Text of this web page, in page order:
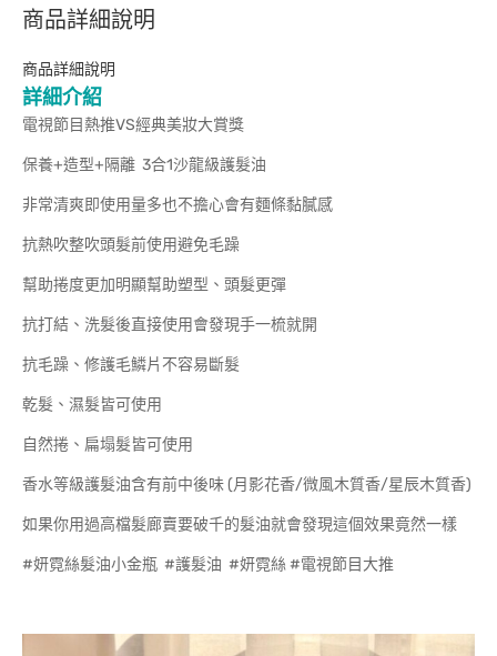
商品詳細說明
商品詳細說明
詳細介紹
電視節目熱推VS經典美妝大賞獎
保養+造型+隔離 3合1沙龍級護髮油
非常清爽即使用量多也不擔心會有麵條黏膩感
抗熱吹整吹頭髮前使用避免毛躁
幫助捲度更加明顯幫助塑型、頭髮更彈
抗打結、洗髮後直接使用會發現手一梳就開
抗毛躁、修護毛鱗片不容易斷髮
乾髮、濕髮皆可使用
自然捲、扁塌髮皆可使用
香水等級護髮油含有前中後味 (月影花香/微風木質香/星辰木質香)
如果你用過高檔髮廊賣要破千的髮油就會發現這個效果竟然一樣
#妍霓絲髮油小金瓶 #護髮油 #妍霓絲 #電視節目大推